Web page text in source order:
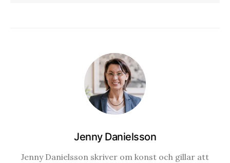
Jenny Danielsson
Jenny Danielsson skriver om konst och gillar att